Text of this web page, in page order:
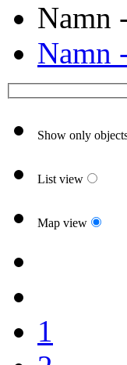
Namn
Namn
Show only
List view
Map view
1